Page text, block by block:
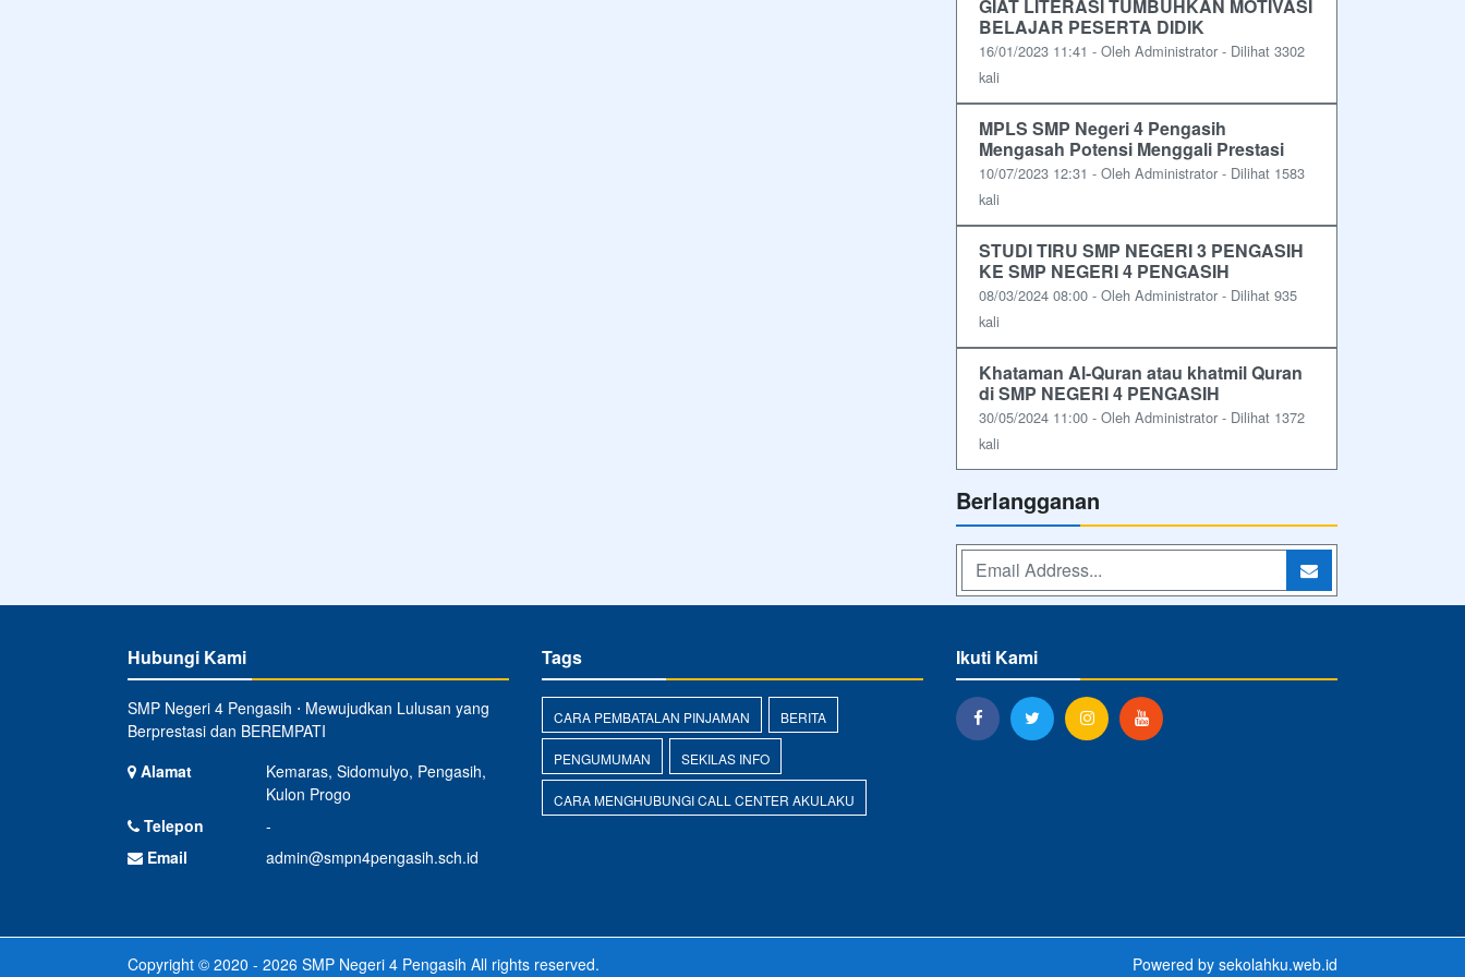
GIAT LITERASI TUMBUHKAN MOTIVASI
BELAJAR PESERTA DIDIK
16/01/2023 11:41 - Oleh Administrator - Dilihat 3302
kali
MPLS SMP Negeri 4 Pengasih
Mengasah Potensi Menggali Prestasi
10/07/2023 12:31 - Oleh Administrator - Dilihat 1583
kali
STUDI TIRU SMP NEGERI 3 PENGASIH
KE SMP NEGERI 4 PENGASIH
08/03/2024 08:00 - Oleh Administrator - Dilihat 935
kali
Khataman Al-Quran atau khatmil Quran
di SMP NEGERI 4 PENGASIH
30/05/2024 11:00 - Oleh Administrator - Dilihat 1372
kali
Berlangganan
Hubungi Kami
SMP Negeri 4 Pengasih ⋅ Mewujudkan Lulusan yang
Berprestasi dan BEREMPATI
Alamat
Kemaras, Sidomulyo, Pengasih,
Kulon Progo
Telepon
-
Email
admin@smpn4pengasih.sch.id
Tags
CARA PEMBATALAN PINJAMAN BERITA
PENGUMUMAN SEKILAS INFO
CARA MENGHUBUNGI CALL CENTER AKULAKU
Ikuti Kami
Copyright © 2020 - 2026 SMP Negeri 4 Pengasih All rights reserved. Powered by sekolahku.web.id